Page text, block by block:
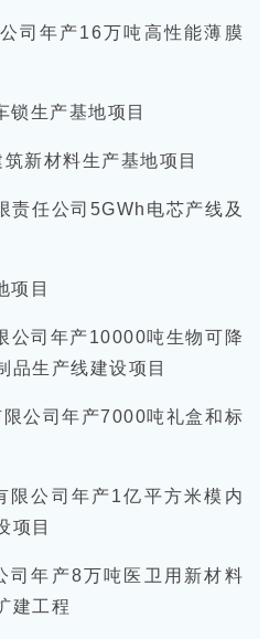
司年产16万吨高性能薄膜
锁生产基地项目
新材料生产基地项目
责任公司5GWh电芯产线及
项目
公司年产10000吨生物可降
品生产线建设项目
公司年产7000吨礼盒和标
限公司年产1亿平方米模内
项目
司年产8万吨医卫用新材料
建工程